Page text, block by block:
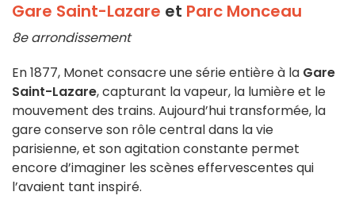
Gare Saint-Lazare et Parc Monceau
8e arrondissement
En 1877, Monet consacre une série entière à la Gare
Saint-Lazare, capturant la vapeur, la lumière et le
mouvement des trains. Aujourd’hui transformée, la
gare conserve son rôle central dans la vie
parisienne, et son agitation constante permet
encore d’imaginer les scènes effervescentes qui
l’avaient tant inspiré.